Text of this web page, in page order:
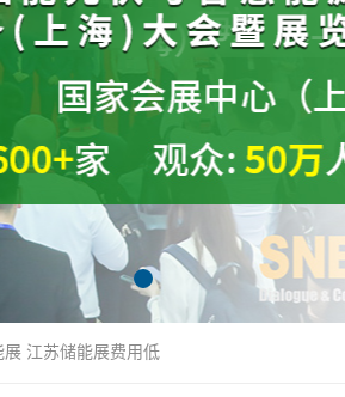
展 江苏储能展费用低